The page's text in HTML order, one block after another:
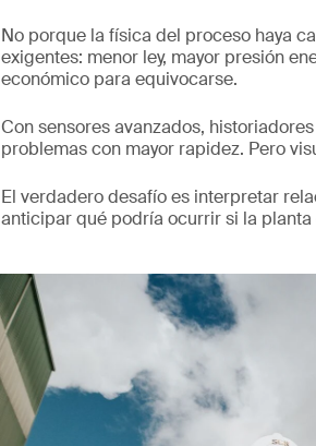
No porque la física del proceso haya
exigentes: menor ley, mayor presión
económico para equivocarse.
Con sensores avanzados,
problemas con mayor rapidez. Pero
El verdadero desafío es interpretar
anticipar qué podría ocurrir si la